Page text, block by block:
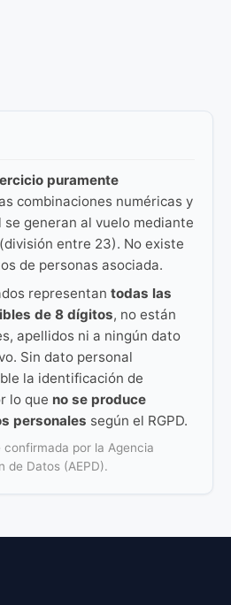
puramente
combinaciones numéricas y
generan al vuelo mediante
entre 23). No existe
de personas asociada.
representan todas las
de 8 dígitos, no están
apellidos ni a ningún dato
Sin dato personal
la identificación de
lo que no se produce
personales según el RGPD.
por la Agencia
de Datos (AEPD).